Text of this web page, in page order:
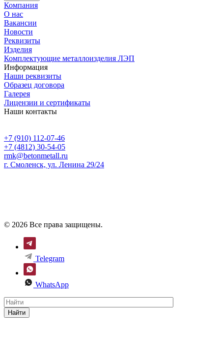
Компания
О нас
Вакансии
Новости
Реквизиты
Изделия
Комплектующие металлоизделия ЛЭП
Информация
Наши реквизиты
Образец договора
Галерея
Лицензии и сертификаты
Наши контакты
+7 (910) 112-07-46
+7 (4812) 30-54-05
rmk@betonmetall.ru
г. Смоленск, ул. Ленина 29/24
© 2026 Все права защищены.
Telegram
WhatsApp
Найти